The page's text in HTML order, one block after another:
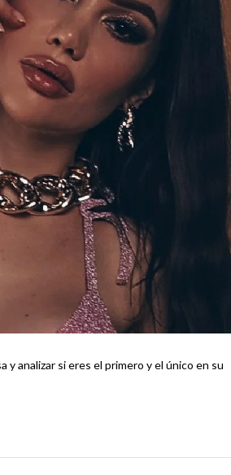
analizar si eres el primero y el único en su